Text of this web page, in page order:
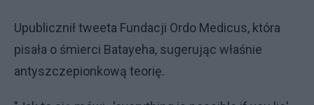
Upublicznił tweeta Fundacji Ordo Medicus, która
pisała o śmierci Batayeha, sugerując właśnie
antyszczepionkową teorię.